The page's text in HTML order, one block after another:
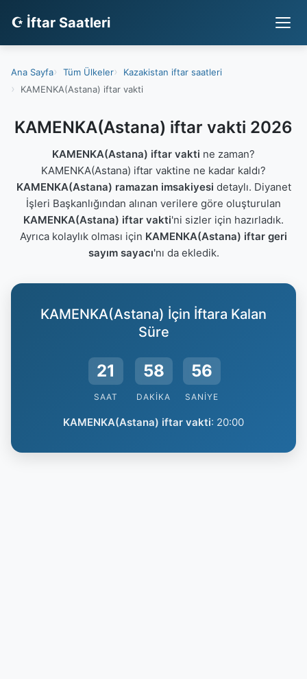
☪ İftar Saatleri
Ana Sayfa Tüm Ülkeler
Kazakistan iftar saatleri
KAMENKA(Astana) iftar vakti
KAMENKA(Astana) iftar vakti 2026
KAMENKA(Astana) iftar vakti ne zaman?
KAMENKA(Astana) iftar vaktine ne kadar kaldı?
KAMENKA(Astana) ramazan imsakiyesi detaylı. Diyanet
İşleri Başkanlığından alınan verilere göre oluşturulan
KAMENKA(Astana) iftar vakti'ni sizler için hazırladık.
Ayrıca kolaylık olması için KAMENKA(Astana) iftar geri
sayım sayacı'nı da ekledik.
KAMENKA(Astana) İçin İftara Kalan
Süre
21
SAAT
58
DAKIKA
56
SANIYE
KAMENKA(Astana) iftar vakti: 20:00